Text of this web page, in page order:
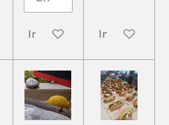
In winkelwagen
In